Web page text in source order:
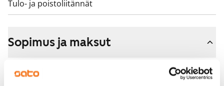
Tulo- ja poistoliitännät
Sopimus ja maksut
Vapautuminen
Vuokrattu